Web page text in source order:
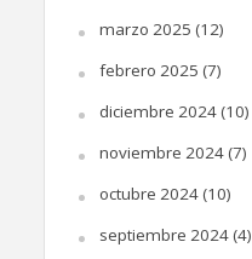
marzo 2025 (12)
febrero 2025 (7)
diciembre 2024(10)
noviembre 2024(7)
octubre 2024(10)
septiembre 2024(4)